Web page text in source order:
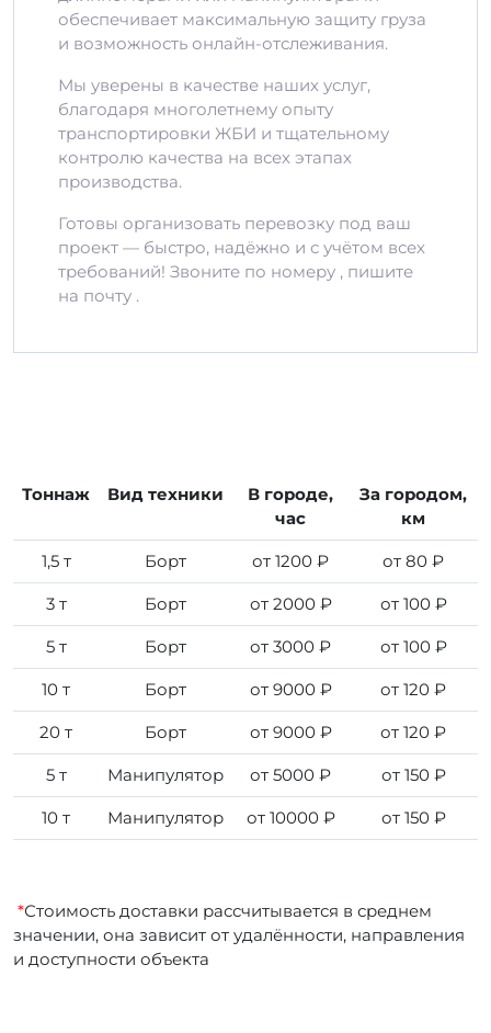
обеспечивает максимальную защиту груза
и возможность онлайн-отслеживания.
Мы уверены в качестве наших услуг,
благодаря многолетнему опыту
транспортировки ЖБИ и тщательному
контролю качества на всех этапах
производства.
Готовы организовать перевозку под ваш
проект — быстро, надёжно и с учётом всех
требований! Звоните по номеру , пишите
на почту .
Тоннаж Вид техники
В городе,
час
За городом,
км
1,5 т Борт от 1200 ₽ от 80 ₽
3 т Борт от 2000 ₽ от 100 ₽
5 т Борт от 3000 ₽ от 100 ₽
10 т Борт от 9000 ₽ от 120 ₽
20 т Борт от 9000 ₽ от 120 ₽
5 т Манипулятор от 5000 ₽ от 150 ₽
10 т Манипулятор от 10000 ₽ от 150 ₽
*Стоимость доставки рассчитывается в среднем
значении, она зависит от удалённости, направления
и доступности объекта